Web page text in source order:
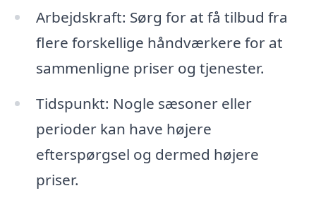
Arbejdskraft: Sørg for at få tilbud fra
flere forskellige håndværkere for at
sammenligne priser og tjenester.
Tidspunkt: Nogle sæsoner eller
perioder kan have højere
efterspørgsel og dermed højere
priser.